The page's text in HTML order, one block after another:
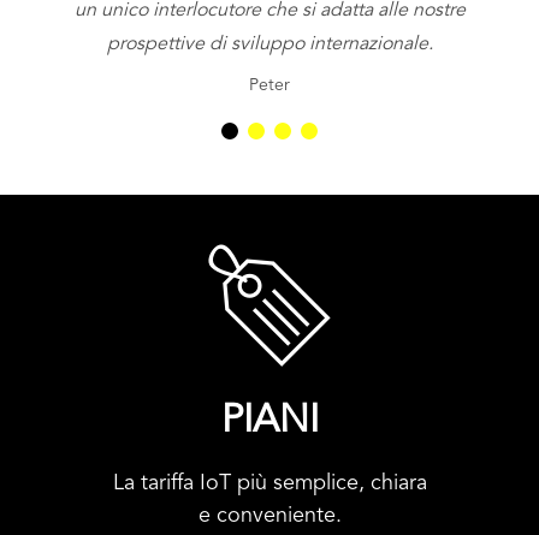
un unico interlocutore che si adatta alle nostre
prospettive di sviluppo internazionale.
Peter
PIANI
La tariffa IoT più semplice, chiara
e conveniente.